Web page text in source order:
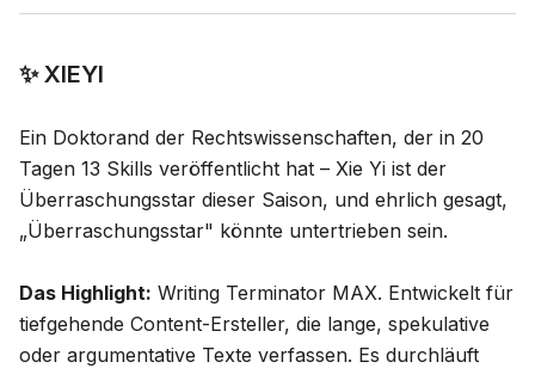
✨ XIEYI
Ein Doktorand der Rechtswissenschaften, der in 20
Tagen 13 Skills veröffentlicht hat – Xie Yi ist der
Überraschungsstar dieser Saison, und ehrlich gesagt,
„Überraschungsstar" könnte untertrieben sein.
Das Highlight: Writing Terminator MAX. Entwickelt für
tiefgehende Content-Ersteller, die lange, spekulative
oder argumentative Texte verfassen. Es durchläuft